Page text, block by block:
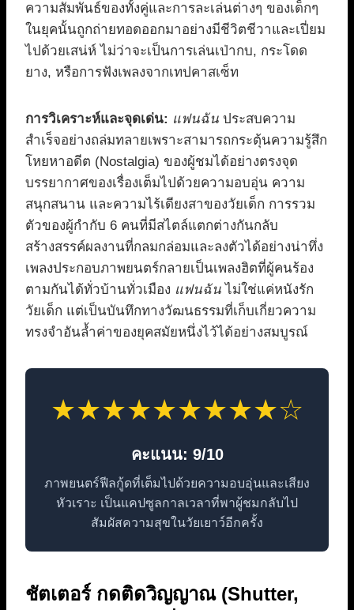
ความสัมพันธ์ของทั้งคู่และการละเล่นต่างๆ ของเด็กๆ
ในยุคนั้นถูกถ่ายทอดออกมาอย่างมีชีวิตชีวาและเปี่ยม
ไปด้วยเสน่ห์ ไม่ว่าจะเป็นการเล่นเป่ากบ, กระโดด
ยาง, หรือการฟังเพลงจากเทปคาสเซ็ท
การวิเคราะห์และจุดเด่น: แฟนฉัน ประสบความ
สำเร็จอย่างถล่มทลายเพราะสามารถกระตุ้นความรู้สึก
โหยหาอดีต (Nostalgia) ของผู้ชมได้อย่างตรงจุด
บรรยากาศของเรื่องเต็มไปด้วยความอบอุ่น ความ
สนุกสนาน และความไร้เดียงสาของวัยเด็ก การรวม
ตัวของผู้กำกับ 6 คนที่มีสไตล์แตกต่างกันกลับ
สร้างสรรค์ผลงานที่กลมกล่อมและลงตัวได้อย่างน่าทึ่ง
เพลงประกอบภาพยนตร์กลายเป็นเพลงฮิตที่ผู้คนร้อง
ตามกันได้ทั่วบ้านทั่วเมือง แฟนฉัน ไม่ใช่แค่หนังรัก
วัยเด็ก แต่เป็นบันทึกทางวัฒนธรรมที่เก็บเกี่ยวความ
ทรงจำอันล้ำค่าของยุคสมัยหนึ่งไว้ได้อย่างสมบูรณ์
★★★★★★★★★☆
คะแนน: 9/10
ภาพยนตร์ฟีลกู้ดที่เต็มไปด้วยความอบอุ่นและเสียง
หัวเราะ เป็นแคปซูลกาลเวลาที่พาผู้ชมกลับไป
สัมผัสความสุขในวัยเยาว์อีกครั้ง
ชัตเตอร์ กดติดวิญญาณ (Shutter,